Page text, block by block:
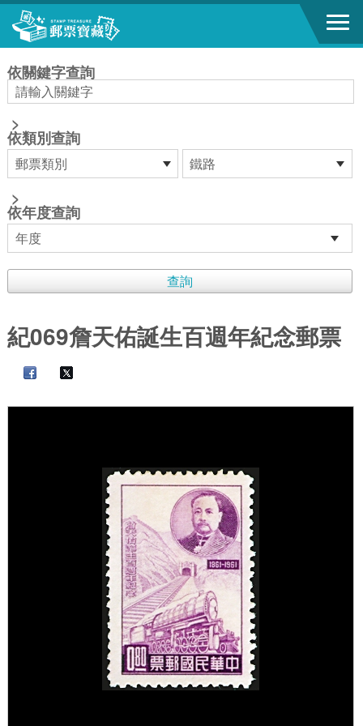
跳到主要內容區塊
依關鍵字查詢
>
依類別查詢
>
依年度查詢
紀069詹天佑誕生百週年紀念郵票